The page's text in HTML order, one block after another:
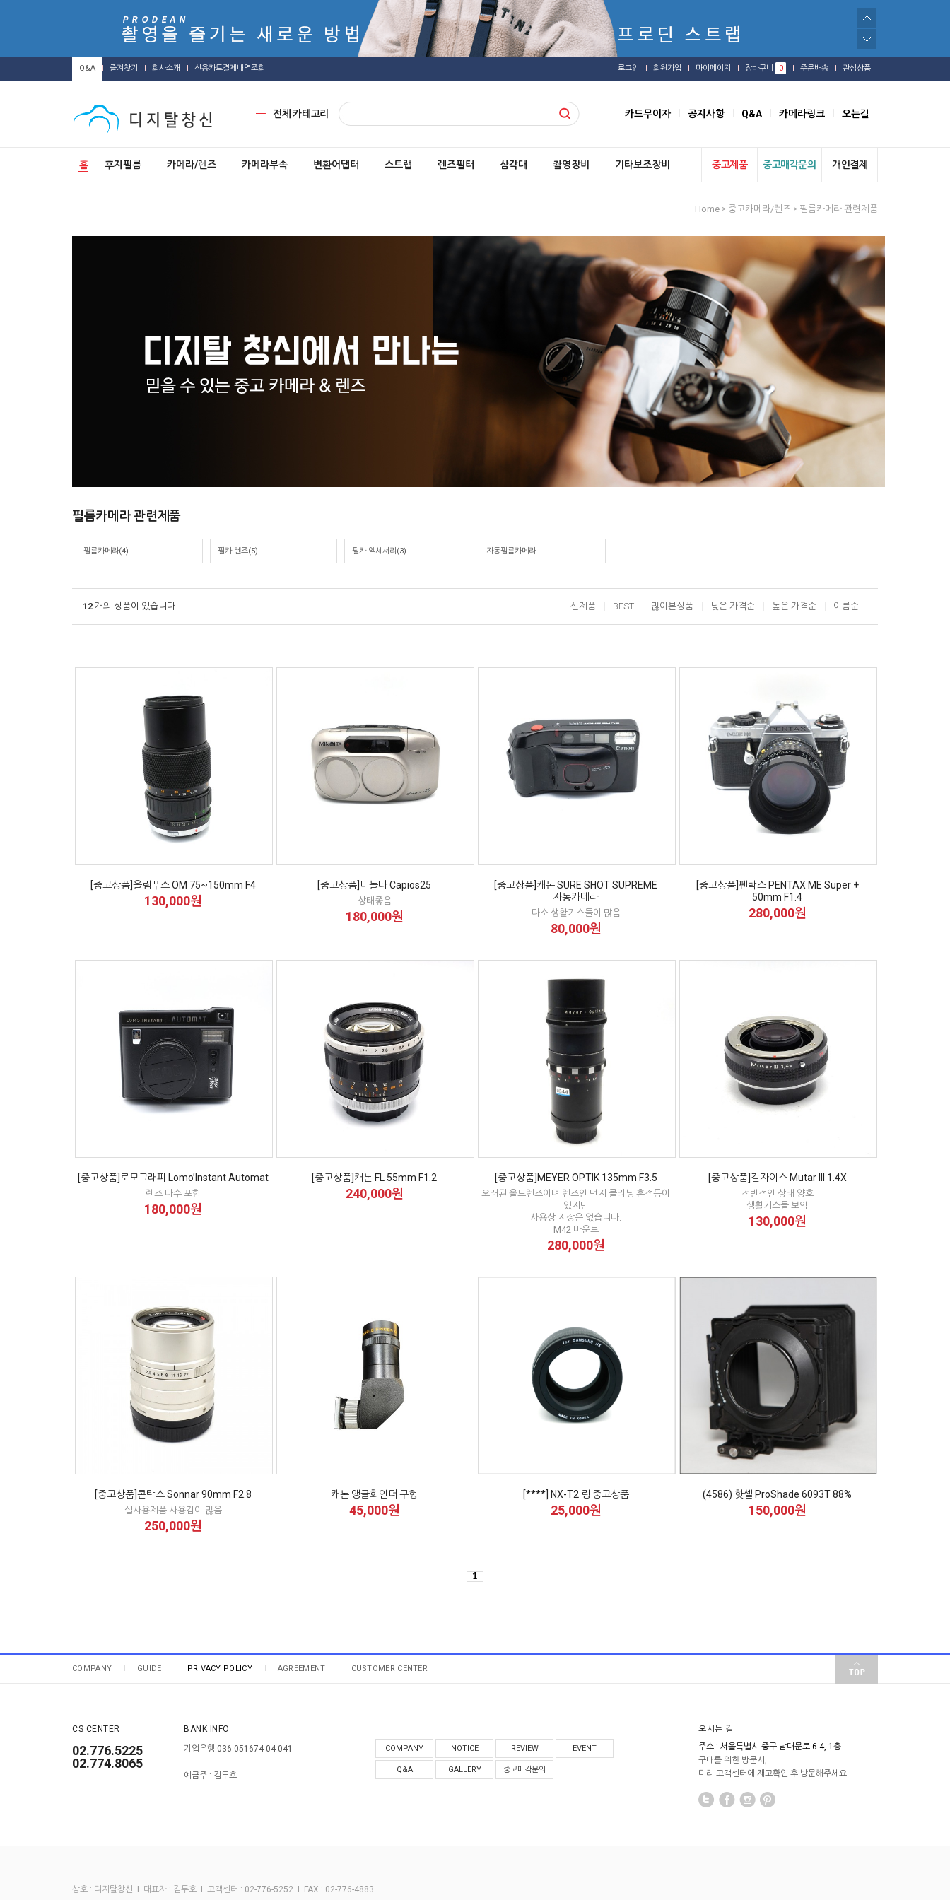
Q&A 즐겨찾기 회사소개 신용카드결제내역조회 로그인 회원가입 마이페이지 장바구니 0 주문배송 관심상품
전체 카테고리 카드무이자 공지사항 Q&A 카메라링크 오는길
홈 후지필름 카메라/렌즈 카메라부속 변환어댑터 스트랩 렌즈필터 삼각대 촬영장비 기타보조장비 중고제품 중고매각문의 개인결제
Home > 중고카메라/렌즈 > 필름카메라 관련제품
필름카메라 관련제품
필름카메라(4) 필카 렌즈(5) 필카 액세서리 (3) 자동필름카메라
12 개의 상품이 있습니다. 신제품 BEST 많이본상품 낮은 가격순 높은 가격순 이름순
[중고상품]올림푸스 OM 75~150mm F4
130,000원
[중고상품]미놀타 Capios25
상태좋음
180,000원
[중고상품]캐논 SURE SHOT SUPREME
자동카메라
다소 생활기스들이 많음
80,000원
[중고상품]펜탁스 PENTAX ME Super +
50mm F1.4
280,000원
[중고상품]로모그래피 Lomo’Instant Automat
렌즈 다수 포함
180,000원
[중고상품]캐논 FL 55mm F1.2
240,000원
[중고상품]MEYER OPTIK 135mm F3.5
오래된 올드렌즈이며 렌즈안 먼지 클리닝 흔적등이
있지만
사용상 지장은 없습니다.
M42 마운트
280,000원
[중고상품]칼자이스 Mutar III 1.4X
전반적인 상태 양호
생활기스들 보임
130,000원
[중고상품]콘탁스 Sonnar 90mm F2.8
실사용제품 사용감이 많음
250,000원
캐논 앵글화인더 구형
45,000원
[****] NX-T2 링 중고상품
25,000원
(4586) 핫셀 ProShade 6093T 88%
150,000원
1
COMPANY GUIDE PRIVACY POLICY AGREEMENT CUSTOMER CENTER
CS CENTER
02.776.5225
02.774.8065
BANK INFO
기업은행 036-051674-04-041
예금주 : 김두호
COMPANY NOTICE REVIEW EVENT
Q&A GALLERY 중고매각문의
오시는 길
주소 : 서울특별시 중구 남대문로 6-4, 1층
구매를 위한 방문시,
미리 고객센터에 재고확인 후 방문해주세요.
상호 : 디지탈창신 I 대표자 : 김두호 I 고객센터 : 02-776-5252 I FAX : 02-776-4883